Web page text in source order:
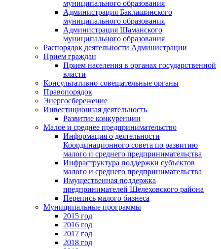
муниципального образования
Администрация Баклашинского
муниципального образования
Администрация Шаманского
муниципального образования
Распорядок деятельности Администрации
Прием граждан
Прием населения в органах государственной
власти
Консультативно-совещательные органы
Правопорядок
Энергосбережение
Инвестиционная деятельность
Развитие конкуренции
Малое и среднее предпринимательство
Информация о деятельности
Координационного совета по развитию
малого и среднего предпринимательства
Инфраструктура поддержки субъектов
малого и среднего предпринимательства
Имущественная поддержка
предпринимателей Шелеховского района
Перепись малого бизнеса
Муниципальные программы
2015 год
2016 год
2017 год
2018 год